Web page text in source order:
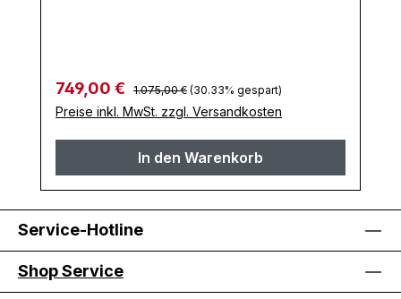
Verkaufspreis:
749,00 € Regulärer Preis:
1.075,00 € (30.33% gespart)
Preise inkl. MwSt. zzgl. Versandkosten
In den Warenkorb
Service-Hotline
Shop Service